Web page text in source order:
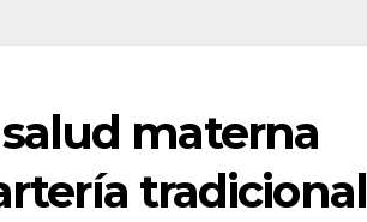
materna
tradicional